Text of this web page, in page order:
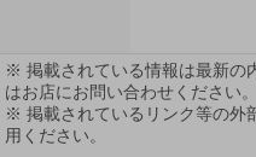
※ 掲載されている情報は最新の
はお店にお問い合わせください。
※ 掲載されているリンク等の外
用ください。